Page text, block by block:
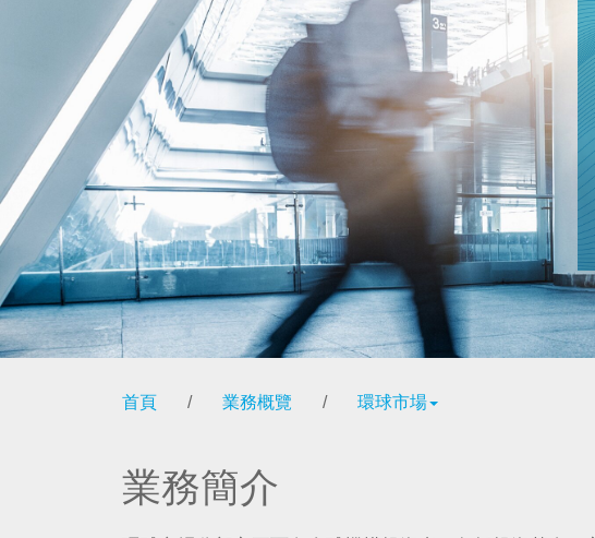
首頁 / 業務概覽 / 環球市場
業務簡介